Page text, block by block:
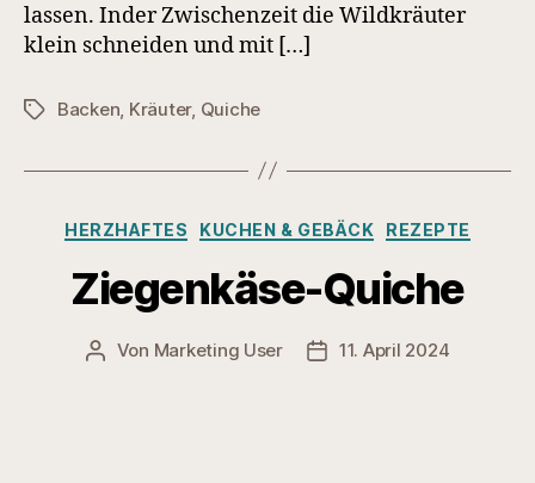
lassen. Inder Zwischenzeit die Wildkräuter
klein schneiden und mit […]
Schlagwörter
Backen, Kräuter, Quiche
Kategorien
HERZHAFTES KUCHEN & GEBÄCK REZEPTE
Ziegenkäse-Quiche
Beitragsautor
Von Marketing User Veröffentlichungsdatum
11. April 2024